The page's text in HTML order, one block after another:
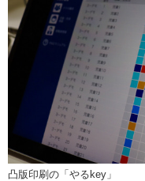
凸版印刷の「やるkey」